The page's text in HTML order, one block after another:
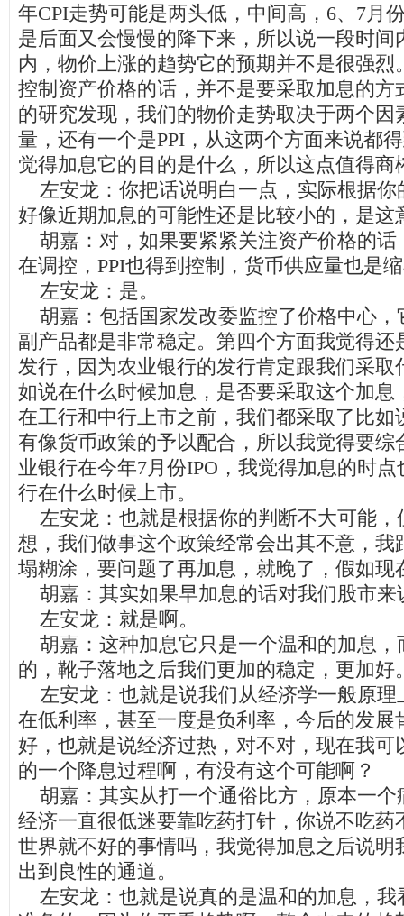
年CPI走势可能是两头低，中间高，6、7月
是后面又会慢慢的降下来，所以说一段时间
内，物价上涨的趋势它的预期并不是很强烈
控制资产价格的话，并不是要采取加息的方
的研究发现，我们的物价走势取决于两个因
量，还有一个是PPI，从这两个方面来说都
觉得加息它的目的是什么，所以这点值得商
左安龙：你把话说明白一点，实际根据你
好像近期加息的可能性还是比较小的，是这
胡嘉：对，如果要紧紧关注资产价格的话
在调控，PPI也得到控制，货币供应量也是
左安龙：是。
胡嘉：包括国家发改委监控了价格中心，
副产品都是非常稳定。第四个方面我觉得还
发行，因为农业银行的发行肯定跟我们采取
如说在什么时候加息，是否要采取这个加息
在工行和中行上市之前，我们都采取了比如
有像货币政策的予以配合，所以我觉得要综
业银行在今年7月份IPO，我觉得加息的时
行在什么时候上市。
左安龙：也就是根据你的判断不大可能，
想，我们做事这个政策经常会出其不意，我
塌糊涂，要问题了再加息，就晚了，假如现
胡嘉：其实如果早加息的话对我们股市来
左安龙：就是啊。
胡嘉：这种加息它只是一个温和的加息，
的，靴子落地之后我们更加的稳定，更加好
左安龙：也就是说我们从经济学一般原理
在低利率，甚至一度是负利率，今后的发展
好，也就是说经济过热，对不对，现在我可
的一个降息过程啊，有没有这个可能啊？
胡嘉：其实从打一个通俗比方，原本一个
经济一直很低迷要靠吃药打针，你说不吃药
世界就不好的事情吗，我觉得加息之后说明
出到良性的通道。
左安龙：也就是说真的是温和的加息，我